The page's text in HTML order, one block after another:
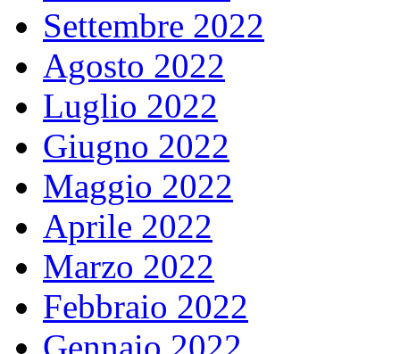
Settembre 2022
Agosto 2022
Luglio 2022
Giugno 2022
Maggio 2022
Aprile 2022
Marzo 2022
Febbraio 2022
Gennaio 2022